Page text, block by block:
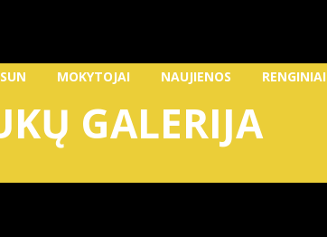
MOKYTOJAI NAUJIENOS RENGINIAI
GALERIJA